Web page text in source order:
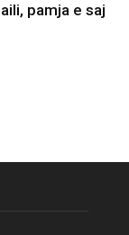
pamja e saj